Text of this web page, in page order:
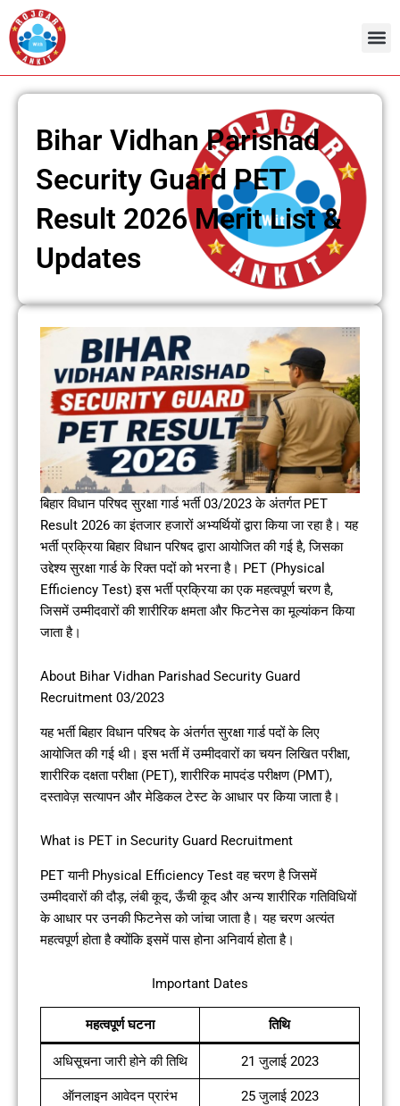
Skip
to
content
Bihar Vidhan Parishad
Security Guard PET
Result 2026 Merit List &
Updates
बिहार विधान परिषद सुरक्षा गार्ड भर्ती 03/2023 के अंतर्गत PET
Result 2026 का इंतजार हजारों अभ्यर्थियों द्वारा किया जा रहा है। यह
भर्ती प्रक्रिया बिहार विधान परिषद द्वारा आयोजित की गई है, जिसका
उद्देश्य सुरक्षा गार्ड के रिक्त पदों को भरना है। PET (Physical
Efficiency Test) इस भर्ती प्रक्रिया का एक महत्वपूर्ण चरण है,
जिसमें उम्मीदवारों की शारीरिक क्षमता और फिटनेस का मूल्यांकन किया
जाता है।
About Bihar Vidhan Parishad Security Guard
Recruitment 03/2023
यह भर्ती बिहार विधान परिषद के अंतर्गत सुरक्षा गार्ड पदों के लिए
आयोजित की गई थी। इस भर्ती में उम्मीदवारों का चयन लिखित परीक्षा,
शारीरिक दक्षता परीक्षा (PET), शारीरिक मापदंड परीक्षण (PMT),
दस्तावेज़ सत्यापन और मेडिकल टेस्ट के आधार पर किया जाता है।
What is PET in Security Guard Recruitment
PET यानी Physical Efficiency Test वह चरण है जिसमें
उम्मीदवारों की दौड़, लंबी कूद, ऊँची कूद और अन्य शारीरिक गतिविधियों
के आधार पर उनकी फिटनेस को जांचा जाता है। यह चरण अत्यंत
महत्वपूर्ण होता है क्योंकि इसमें पास होना अनिवार्य होता है।
Important Dates
महत्वपूर्ण घटना तिथि
अधिसूचना जारी होने की तिथि 21 जुलाई 2023
ऑनलाइन आवेदन प्रारंभ 25 जुलाई 2023